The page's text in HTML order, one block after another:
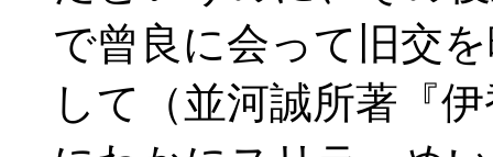
で曾良に会って旧交
して（並河誠所著『